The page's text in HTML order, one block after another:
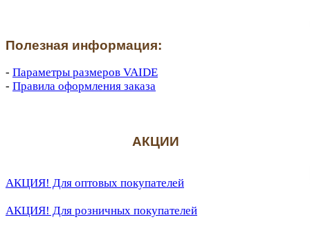
Полезная информация:
- Параметры размеров VAIDE
- Правила оформления заказа
АКЦИИ
АКЦИЯ! Для оптовых покупателей
АКЦИЯ! Для розничных покупателей